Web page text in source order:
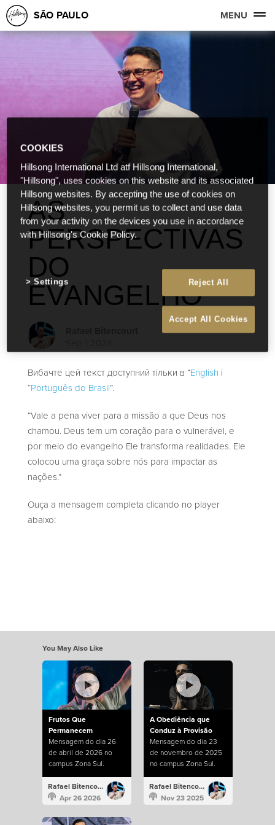
SÃO PAULO MENU
AS
PERSPECTIVAS
DO
EVANGELHO
Вибачте цей текст доступний тільки в “English і
“Português do Brasil”.
“Vale a pena viver para a missão a que Deus nos
chamou. Deus tem um coração para o vulnerável, e
por meio do evangelho Ele transforma realidades. Ele
colocou uma graça sobre nós para impactar as
nações.”
Ouça a mensagem completa clicando no player
abaixo:
You May Also Like
Frutos Que
Permanecem
Mensagem do dia 26
de abril de 2026 no
campus Zona Sul.
Rafael Bitencourt
Apr 26 2026
A Obediência que
Conduz à Provisão
Mensagem do dia 23
de novembro de 2025
no campus Zona Sul.
Rafael Bitencourt
Nov 23 2025
COOKIES
Hillsong International Ltd atf Hillsong International,
"Hillsong", uses cookies on this website and its associated
Hillsong websites. By accepting the use of cookies on
Hillsong websites, you permit us to collect and use data
from your activity on the devices you use in accordance
with Hillsong's Cookie Policy.
Reject All
Accept All Cookies
Settings